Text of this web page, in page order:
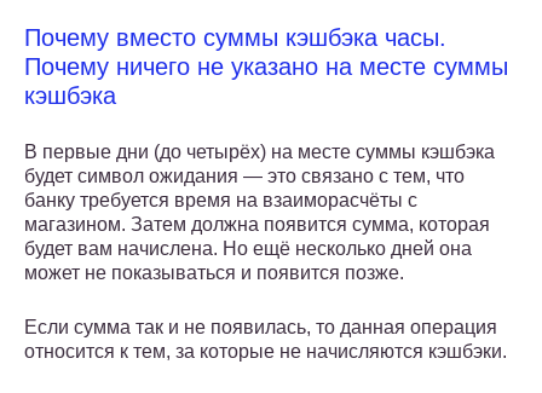
Почему вместо суммы кэшбэка часы.
Почему ничего не указано на месте суммы
кэшбэка
В первые дни (до четырёх) на месте суммы кэшбэка
будет символ ожидания — это связано с тем, что
банку требуется время на взаиморасчёты с
магазином. Затем должна появится сумма, которая
будет вам начислена. Но ещё несколько дней она
может не показываться и появится позже.
Если сумма так и не появилась, то данная операция
относится к тем, за которые не начисляются кэшбэки.